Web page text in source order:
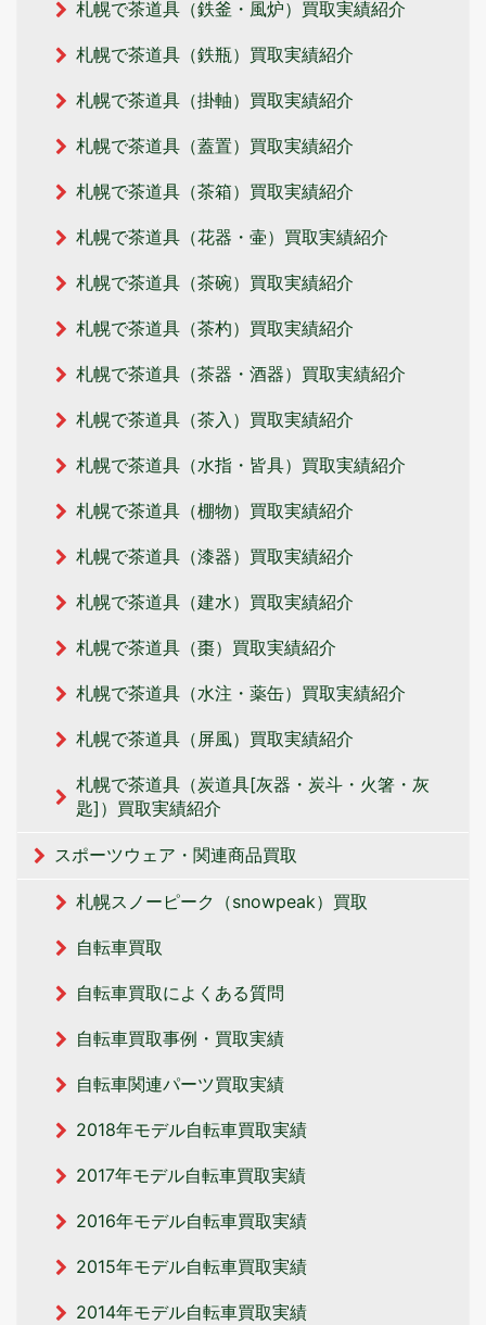
札幌で茶道具（鉄釜・風炉）買取実績紹介
札幌で茶道具（鉄瓶）買取実績紹介
札幌で茶道具（掛軸）買取実績紹介
札幌で茶道具（蓋置）買取実績紹介
札幌で茶道具（茶箱）買取実績紹介
札幌で茶道具（花器・壷）買取実績紹介
札幌で茶道具（茶碗）買取実績紹介
札幌で茶道具（茶杓）買取実績紹介
札幌で茶道具（茶器・酒器）買取実績紹介
札幌で茶道具（茶入）買取実績紹介
札幌で茶道具（水指・皆具）買取実績紹介
札幌で茶道具（棚物）買取実績紹介
札幌で茶道具（漆器）買取実績紹介
札幌で茶道具（建水）買取実績紹介
札幌で茶道具（棗）買取実績紹介
札幌で茶道具（水注・薬缶）買取実績紹介
札幌で茶道具（屏風）買取実績紹介
札幌で茶道具（炭道具[灰器・炭斗・火箸・灰
匙]）買取実績紹介
スポーツウェア・関連商品買取
札幌スノーピーク（snowpeak）買取
自転車買取
自転車買取によくある質問
自転車買取事例・買取実績
自転車関連パーツ買取実績
2018年モデル自転車買取実績
2017年モデル自転車買取実績
2016年モデル自転車買取実績
2015年モデル自転車買取実績
2014年モデル自転車買取実績